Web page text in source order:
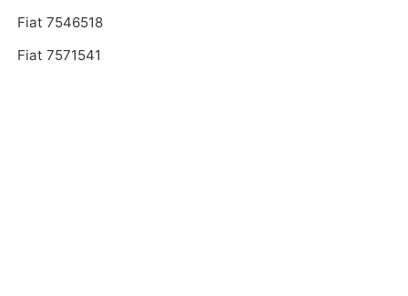
Fiat 7546518
Fiat 7571541